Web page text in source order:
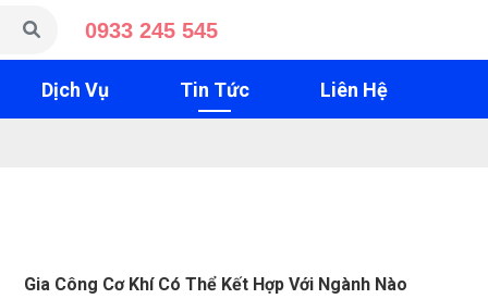
0933 245 545
Dịch Vụ Tin Tức Liên Hệ
Gia Công Cơ Khí Có Thể Kết Hợp Với Ngành Nào